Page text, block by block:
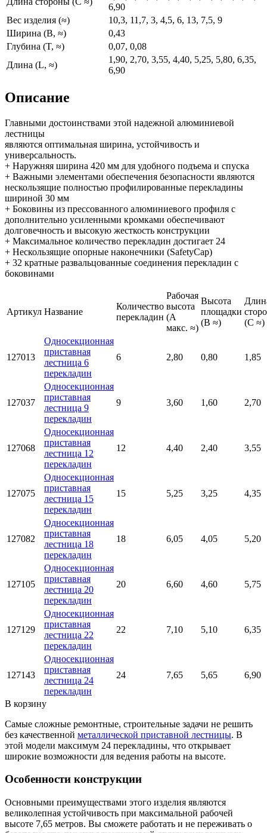
6,90
Вес изделия (≈)
10,3, 11,7, 3, 4,5, 6, 13, 7,5, 9
Ширина (B, ≈)
0,43
Глубина (T, ≈)
0,07, 0,08
Длина (L, ≈)
1,90, 2,70, 3,55, 4,40, 5,25, 5,80, 6,35,
6,90
Описание
Главными достоинствами этой надежной алюминиевой
лестницы
являются оптимальная ширина, устойчивость и
универсальность.
+ Наружняя ширина 420 мм для удобного подъема и спуска
+ Важными элементами обеспечения безопасности являются
нескользящие полностью профилированные перекладины
шириной 30 мм
+ Боковины из прессованного алюминиевого профиля с
дополнительно усиленными кромками обеспечивают
долговечность и высокую жесткость конструкции
+ Максимальное количество перекладин достигает 24
+ Нескользящие опорные наконечники (SafetyCap)
+ 32 кратные развальцованные соединения перекладин с
боковинами
Артикул Название
Количество
перекладин
Рабочая
высота
(A
макс. ≈)
Высота
площадки
(B ≈)
(C ≈)
127013
Односекционная
приставная
лестница 6
перекладин
6 2,80 0,80 1,85
127037
Односекционная
приставная
лестница 9
перекладин
9 3,60 1,60 2,70
127068
Односекционная
приставная
лестница 12
перекладин
12 4,40 2,40 3,55
127075
Односекционная
приставная
лестница 15
перекладин
15 5,25 3,25 4,35
127082
Односекционная
приставная
лестница 18
перекладин
18 6,05 4,05 5,20
127105
Односекционная
приставная
лестница 20
перекладин
20 6,60 4,60 5,75
127129
Односекционная
приставная
лестница 22
перекладин
22 7,10 5,10 6,35
127143
Односекционная
приставная
лестница 24
перекладин
24 7,65 5,65 6,90
В корзину
Самые сложные ремонтные, строительные задачи не решить
без качественной металлической приставной лестницы. В
этой модели максимум 24 перекладины, что открывает
широкие возможности для ведения работы на высоте.
Особенности конструкции
Основными преимуществами этого изделия являются
великолепная устойчивость при максимальной рабочей
высоте 7,65 метров. Вы сможете работать и не переживать о